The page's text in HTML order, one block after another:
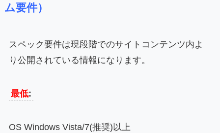
ム要件）
スペック要件は現段階でのサイトコンテンツ内よ
り公開されている情報になります。
最低:
OS Windows Vista/7(推奨)以上